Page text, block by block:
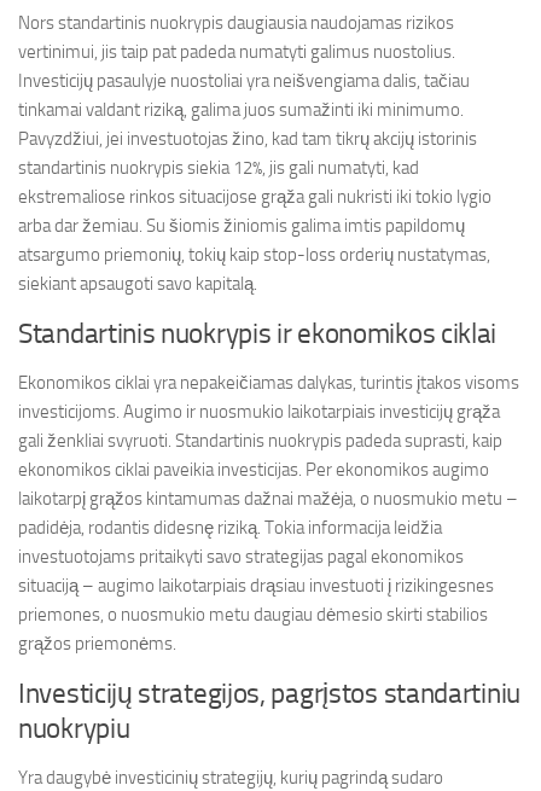
Nors standartinis nuokrypis daugiausia naudojamas rizikos
vertinimui, jis taip pat padeda numatyti galimus nuostolius.
Investicijų pasaulyje nuostoliai yra neišvengiama dalis, tačiau
tinkamai valdant riziką, galima juos sumažinti iki minimumo.
Pavyzdžiui, jei investuotojas žino, kad tam tikrų akcijų istorinis
standartinis nuokrypis siekia 12%, jis gali numatyti, kad
ekstremaliose rinkos situacijose grąža gali nukristi iki tokio lygio
arba dar žemiau. Su šiomis žiniomis galima imtis papildomų
atsargumo priemonių, tokių kaip stop-loss orderių nustatymas,
siekiant apsaugoti savo kapitalą.
Standartinis nuokrypis ir ekonomikos ciklai
Ekonomikos ciklai yra nepakeičiamas dalykas, turintis įtakos visoms
investicijoms. Augimo ir nuosmukio laikotarpiais investicijų grąža
gali ženkliai svyruoti. Standartinis nuokrypis padeda suprasti, kaip
ekonomikos ciklai paveikia investicijas. Per ekonomikos augimo
laikotarpį grąžos kintamumas dažnai mažėja, o nuosmukio metu –
padidėja, rodantis didesnę riziką. Tokia informacija leidžia
investuotojams pritaikyti savo strategijas pagal ekonomikos
situaciją – augimo laikotarpiais drąsiau investuoti į rizikingesnes
priemones, o nuosmukio metu daugiau dėmesio skirti stabilios
grąžos priemonėms.
Investicijų strategijos, pagrįstos standartiniu
nuokrypiu
Yra daugybė investicinių strategijų, kurių pagrindą sudaro